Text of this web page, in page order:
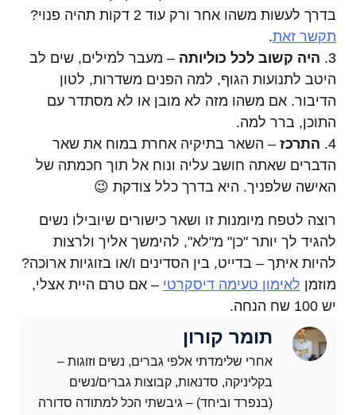
בדרך לעשות משהו אחר ורק עוד 2 דקות תהיה פנוי?
תקשר זאת.
3. היה קשוב לכל כוליותה – מעבר למילים, שים לב
היטב לתנועות הגוף, למה הפנים משדרות, לטון
הדיבור. אם משהו מזה לא מובן או לא מסתדר עם
התוכן, ברר למה.
4. התרכז – השאר בתיקיה אחרת במוח את שאר
הדברים שאתה חושב עליה ונוח אל תוך חכמתה של
האישה שלפניך. היא בדרך כלל צודקת 😉
רוצה לטפח מיומנות זו ושאר כישורים שיובילו נשים
להגיד לך יותר "כן" מ"לא", להימשך אליך ולרצות
להיות איתך – בדייט, בין הסדינים ו/או בזוגיות ארוכה?
מוזמן לאימון טעימה דיסקרטי – אם טרם היית אצלי,
יש 100 שח הנחה.
תומר קורון
אחרי שלימדתי אלפי גברים, נשים וזוגות –
בקליניקה, סדנאות, קבוצות גברים/נשים
(בנפרד וביחד) – גיבשתי הכל למתודה סדורה